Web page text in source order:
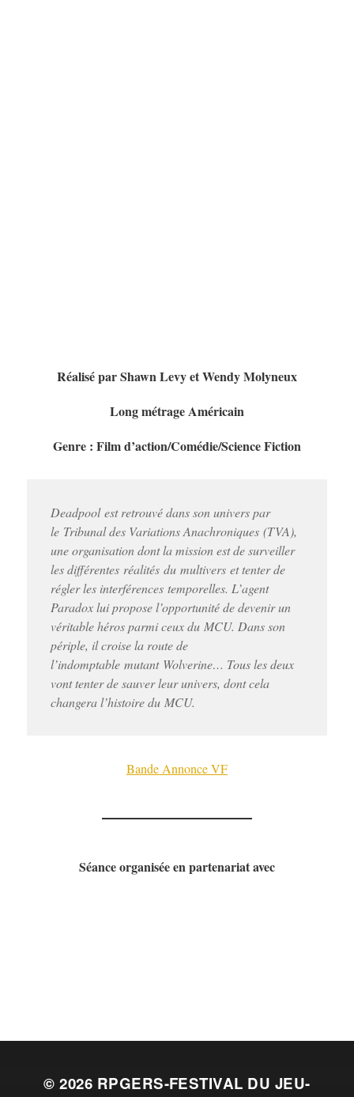
Réalisé par Shawn Levy et Wendy Molyneux
Long métrage Américain
Genre : Film d’action/Comédie/Science Fiction
Deadpool est retrouvé dans son univers par
le Tribunal des Variations Anachroniques (TVA),
une organisation dont la mission est de surveiller
les différentes réalités du multivers et tenter de
régler les interférences temporelles. L’agent
Paradox lui propose l’opportunité de devenir un
véritable héros parmi ceux du MCU. Dans son
périple, il croise la route de
l’indomptable mutant Wolverine… Tous les deux
vont tenter de sauver leur univers, dont cela
changera l’histoire du MCU.
Bande Annonce VF
Séance organisée en partenariat avec
© 2026 RPGERS-FESTIVAL DU JEU-